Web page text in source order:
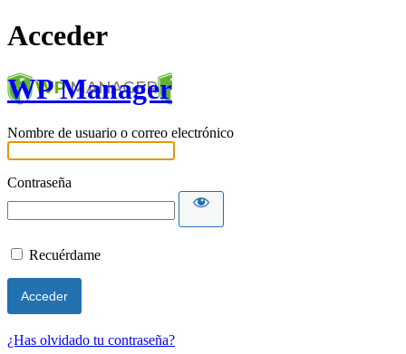
Acceder
WP Manager
Nombre de usuario o correo electrónico
Contraseña
Recuérdame
¿Has olvidado tu contraseña?